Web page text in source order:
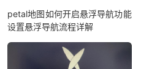
petal地图如何开启悬浮导航功能
设置悬浮导航流程详解